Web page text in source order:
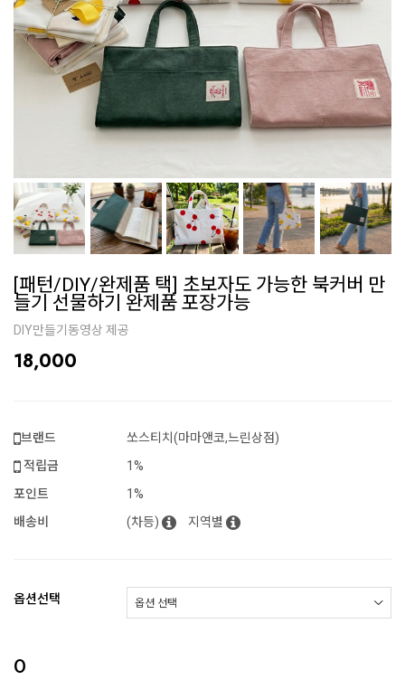
[패턴/DIY/완제품 택] 초보자도 가능한 북커버 만
들기 선물하기 완제품 포장가능
DIY만들기동영상 제공
18,000
브랜드
쏘스티치(마마앤코,느린상점)
적립금
1%
포인트
1%
배송비
(차등) 지역별
옵션선택
0